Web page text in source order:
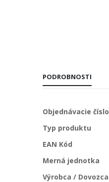
PODROBNOSTI
Viac
informácií
Objednávacie číslo
Typ produktu
EAN Kód
Merná jednotka
Výrobca / Dovozca